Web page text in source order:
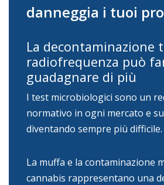
danneggia i tuoi
La decontaminazione
radiofrequenza può
guadagnare di più
I test microbiologici sono un
normativo in ogni mercato e
diventando sempre più difficile.
La muffa e la contaminazione
cannabis rappresentano una